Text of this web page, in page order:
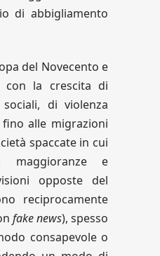
di abbigliamento
del Novecento e
con la crescita di
di violenza
alle migrazioni
spaccate in cui
e
opposte del
reciprocamente
fake news), spesso
consapevole o